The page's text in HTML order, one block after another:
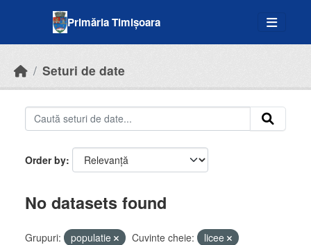
Primăria Timișoara
Seturi de date
Order by
No datasets found
Grupuri: populatie Cuvinte cheie:
licee